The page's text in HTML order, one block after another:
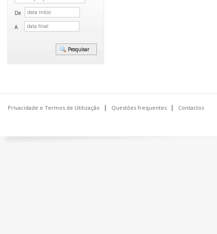
De
A
Privacidade e Termos de Utilização Questões frequentes Contactos